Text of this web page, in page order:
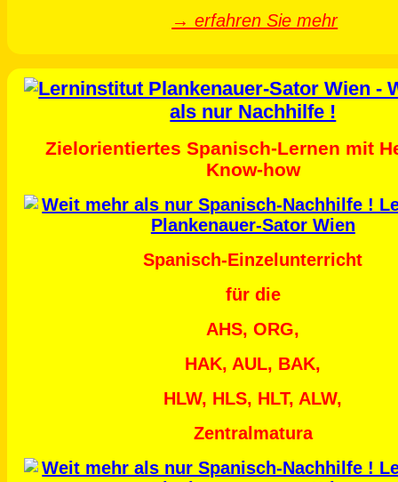
→ erfahren Sie mehr
Zielorientiertes Spanisch-Lernen mit
Know-how
Spanisch-Einzelunterricht
für die
AHS, ORG,
HAK, AUL, BAK,
HLW, HLS, HLT, ALW,
Zentralmatura